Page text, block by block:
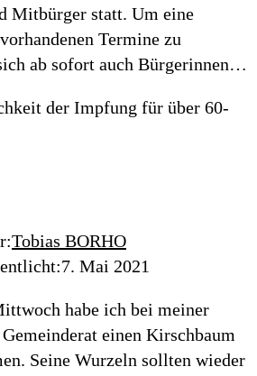
Mitbürger statt. Um eine
Termine zu
ab sofort auch Bürgerinnen…
der Impfung für über 60-
Tobias BORHO
7. Mai 2021
habe ich bei meiner
einen Kirschbaum
Seine Wurzeln sollten wieder